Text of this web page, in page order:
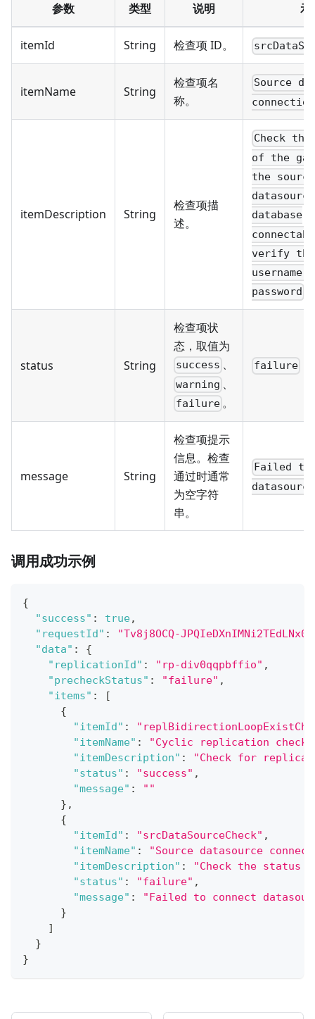
参数 类型 说明 示
itemId String 检查项 ID。
itemName String
检查项名
称。
Source
itemDescription String
检查项描
述。
Check
of the
the source
database
verify the
username
password
status String
检查项状
态，取值为
success 、
warning 、
failure 。
failure
message String
检查项提示
信息。检查
通过时通常
为空字符
串。
Failed to
调用成功示例
{
"success" : true,
"requestId" :
"Tv8j8OCQ-
"data" :
{
"replicationId" : "rp-div0qqpbffio" ,
"precheckStatus" : "failure" ,
"items" :
[
{
"itemId" :
"itemName" : "Cyclic replication check"
"itemDescription" :
"Check for
"status" : "success" ,
"message" :
""
} ,
{
"itemId" : "srcDataSourceCheck" ,
"itemName" :
"Source datasource
"itemDescription" :
"Check the status
"status" : "failure" ,
"message" :
"Failed to connect
}
]
}
}